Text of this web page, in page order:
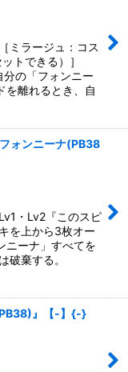
ミラージュ：コス
トできる）］
分の「フォンニー
を離れるとき、自
ォンニーナ(PB38
・Lv2『このスピ
を上から3枚オー
ニーナ」すべてを
破棄する。
』【-】{-}